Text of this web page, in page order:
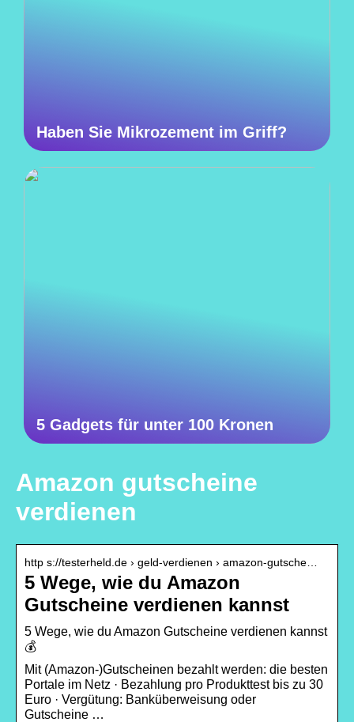
Haben Sie Mikrozement im Griff?
5 Gadgets für unter 100 Kronen
Amazon gutscheine
verdienen
http s://testerheld.de › geld-verdienen › amazon-gutsche…
5 Wege, wie du Amazon
Gutscheine verdienen kannst
5 Wege, wie du Amazon Gutscheine verdienen kannst
💰
Mit (Amazon-)Gutscheinen bezahlt werden: die besten
Portale im Netz · Bezahlung pro Produkttest bis zu 30
Euro · Vergütung: Banküberweisung oder
Gutscheine …